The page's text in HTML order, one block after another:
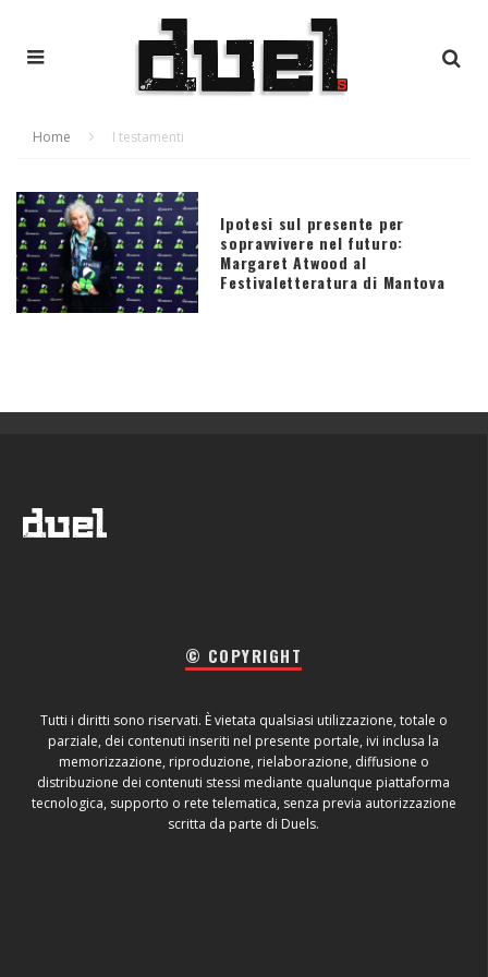
Home I testamenti
Ipotesi sul presente per
sopravvivere nel futuro:
Margaret Atwood al
Festivaletteratura di Mantova
© COPYRIGHT
Tutti i diritti sono riservati. È vietata qualsiasi utilizzazione, totale o
parziale, dei contenuti inseriti nel presente portale, ivi inclusa la
memorizzazione, riproduzione, rielaborazione, diffusione o
distribuzione dei contenuti stessi mediante qualunque piattaforma
tecnologica, supporto o rete telematica, senza previa autorizzazione
scritta da parte di Duels.